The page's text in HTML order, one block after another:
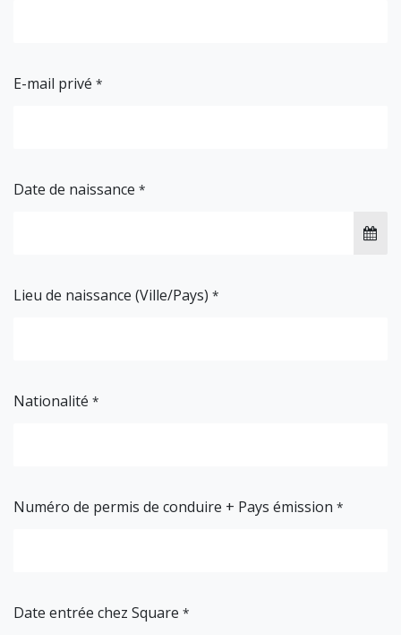
E-mail privé *
Date de naissance *
Lieu de naissance (Ville/Pays) *
Nationalité *
Numéro de permis de conduire + Pays émission *
Date entrée chez Square *